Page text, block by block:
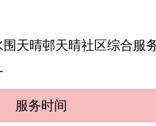
围天晴邨天晴社区综合服
服务时间